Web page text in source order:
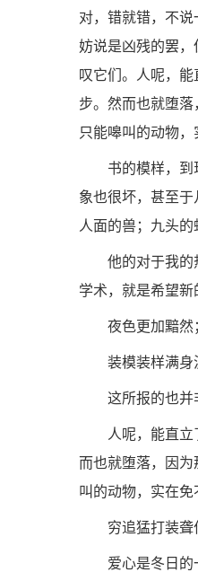
对，错就错，不
妨说是凶残的罢，
叹它们。人呢，
步。然而也就堕
只能嗥叫的动物，
书的模样，
象也很坏，甚至
人面的兽；九头的
他的对于我
学术，就是希望新
夜色更加黯然
装模装样满身
这所报的也并
人呢，能直
而也就堕落，因
叫的动物，实在免
穷追猛打装
爱心是冬日